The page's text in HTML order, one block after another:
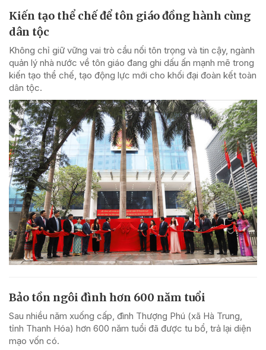
Kiến tạo thể chế để tôn giáo đồng hành cùng
dân tộc
Không chỉ giữ vững vai trò cầu nối tôn trọng và tin cậy, ngành
quản lý nhà nước về tôn giáo đang ghi dấu ấn mạnh mẽ trong
kiến tạo thể chế, tạo động lực mới cho khối đại đoàn kết toàn
dân tộc.
Bảo tồn ngôi đình hơn 600 năm tuổi
Sau nhiều năm xuống cấp, đình Thượng Phú (xã Hà Trung,
tỉnh Thanh Hóa) hơn 600 năm tuổi đã được tu bổ, trả lại diện
mạo vốn có.